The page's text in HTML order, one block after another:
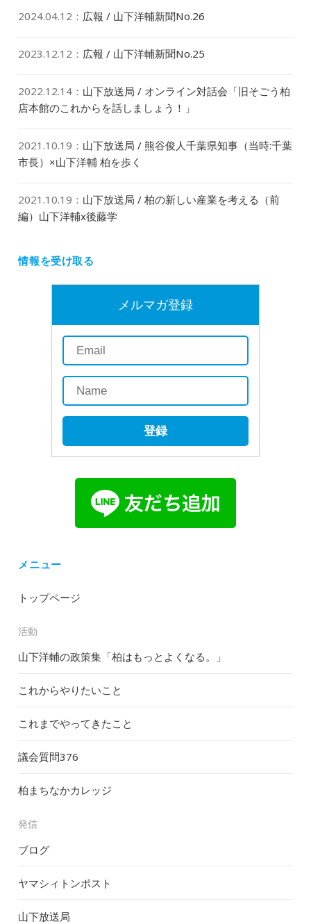
2024.04.12 ： 広報 / 山下洋輔新聞No.26
2023.12.12 ： 広報 / 山下洋輔新聞No.25
2022.12.14 ： 山下放送局 / オンライン対話会「旧そごう柏
店本館のこれからを話しましょう！」
2021.10.19 ： 山下放送局 / 熊谷俊人千葉県知事（当時:千葉
市長）×山下洋輔 柏を歩く
2021.10.19 ： 山下放送局 / 柏の新しい産業を考える（前
編）山下洋輔x後藤学
情報を受け取る
メルマガ登録
登録
メニュー
トップページ
活動
山下洋輔の政策集「柏はもっとよくなる。」
これからやりたいこと
これまでやってきたこと
議会質問376
柏まちなかカレッジ
発信
ブログ
ヤマシィトンポスト
山下放送局